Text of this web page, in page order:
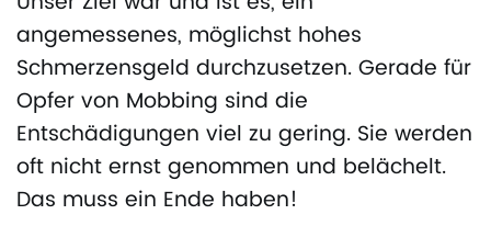
angemessenes, möglichst hohes
Schmerzensgeld durchzusetzen. Gerade für
Opfer von Mobbing sind die
Entschädigungen viel zu gering. Sie werden
oft nicht ernst genommen und belächelt.
Das muss ein Ende haben!